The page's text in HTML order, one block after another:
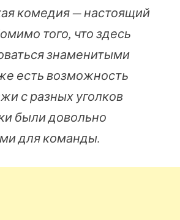
комедия — настоящий
того, что здесь
знаменитыми
есть возможность
с разных уголков
были довольно
для команды.